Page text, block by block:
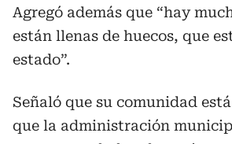
Agregó además que “hay
están llenas de huecos, que
estado”.
Señaló que su comunidad
que la administración